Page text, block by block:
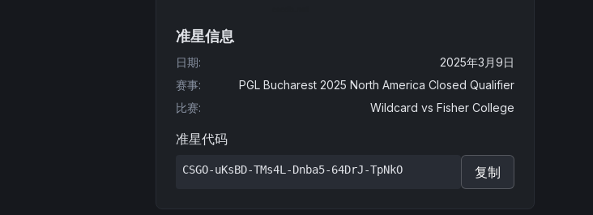
准星信息
日期:
2025年3月9日
赛事:
PGL Bucharest 2025 North America Closed Qualifier
比赛: Wildcard vs Fisher College
准星代码
CSGO-uKsBD-TMs4L-Dnba5-64DrJ-TpNkO 复制